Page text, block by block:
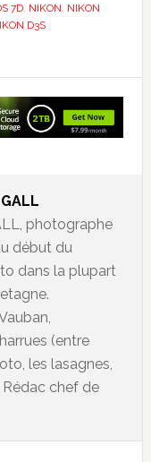
7D, NIKON NIKON
D3S
photographe
début du
dans la plupart
(entre
les lasagnes,
Rédac chef de